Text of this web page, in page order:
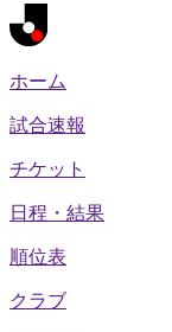
ホーム
試合速報
チケット
日程・結果
順位表
クラブ